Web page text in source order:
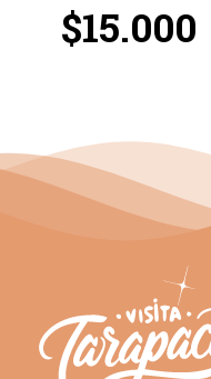
$15.000